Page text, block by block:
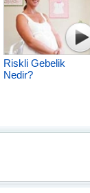
Riskli Gebelik
Nedir?